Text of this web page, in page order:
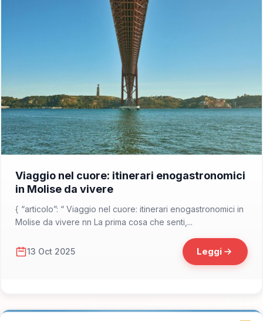
Viaggio nel cuore: itinerari enogastronomici
in Molise da vivere
{ “articolo”: “ Viaggio nel cuore: itinerari enogastronomici in
Molise da vivere nn La prima cosa che senti,...
13 Oct 2025 Leggi